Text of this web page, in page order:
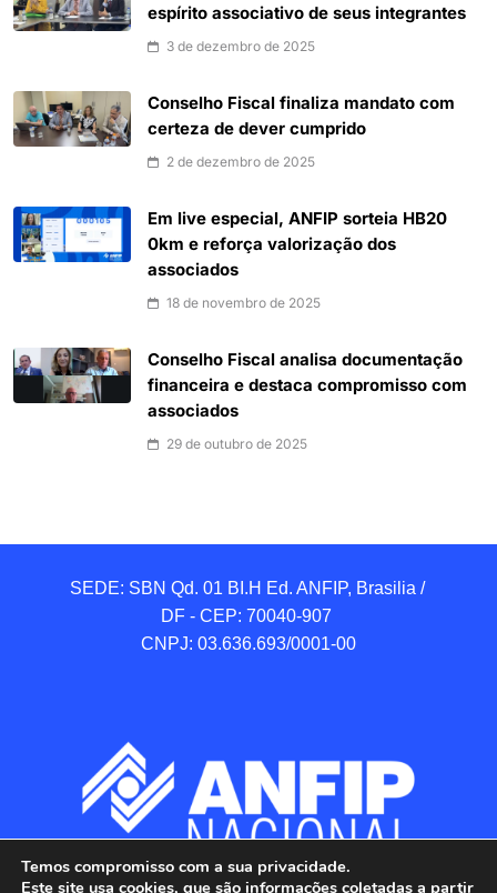
espírito associativo de seus integrantes
3 de dezembro de 2025
Conselho Fiscal finaliza mandato com
certeza de dever cumprido
2 de dezembro de 2025
Em live especial, ANFIP sorteia HB20
0km e reforça valorização dos
associados
18 de novembro de 2025
Conselho Fiscal analisa documentação
financeira e destaca compromisso com
associados
29 de outubro de 2025
SEDE: SBN Qd. 01 BI.H Ed. ANFIP, Brasilia /
DF - CEP: 70040-907
CNPJ: 03.636.693/0001-00
Temos compromisso com a sua privacidade.
Este site usa cookies, que são informações coletadas a partir